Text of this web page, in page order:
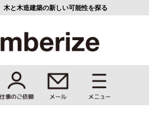
木と木造建築の新しい可能性を探る